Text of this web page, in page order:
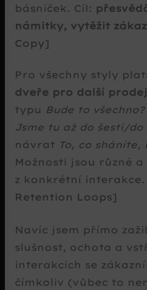
básniček. Cíl:
námitky, vytěžit
Copy]
Pro všechny styly
dveře pro další prodej
typu Bude to všechno?
Jsme tu až do šesti/do
návrat To, co
Možnosti jsou různé
z konkrétní interakce.
Retention Loops]
Navíc jsem přímo
slušnost, ochota a
interakcích se
čímkoliv (vůbec to